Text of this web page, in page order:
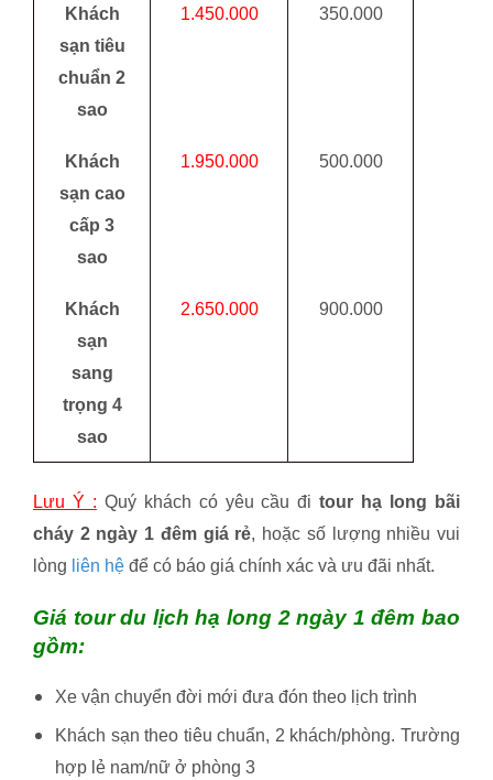
Khách
sạn tiêu
chuẩn 2
sao
1.450.000 350.000
Khách
sạn cao
cấp 3
sao
1.950.000 500.000
Khách
sạn
sang
trọng 4
sao
2.650.000 900.000
Lưu Ý : Quý khách có yêu cầu đitour hạ long bãi
cháy 2 ngày 1 đêm giá rẻ, hoặc số lượng nhiều vui
lòng liên hệ để có báo giá chính xác và ưu đãi nhất.
Giá tour du lịch hạ long 2 ngày 1 đêm bao
gồm:
Xe vận chuyển đời mới đưa đón theo lịch trình
Khách sạn theo tiêu chuẩn, 2 khách/phòng. Trường
hợp lẻ nam/nữ ở phòng 3